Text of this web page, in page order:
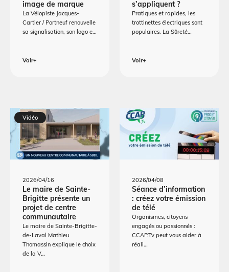
image de marque
La Vélopiste Jacques-
Cartier / Portneuf renouvelle
sa signalisation, son logo e…
Voir+
s’appliquent ?
Pratiques et rapides, les
trottinettes électriques sont
populaires. La Sûreté…
Voir+
Vidéo
2026/04/16
Le maire de Sainte-
Brigitte présente un
projet de centre
communautaire
Le maire de Sainte-Brigitte-
de-Laval Mathieu
Thomassin explique le choix
de la V…
2026/04/08
Séance d’information
: créez votre émission
de télé
Organismes, citoyens
engagés ou passionnés :
CCAP.Tv peut vous aider à
réali…